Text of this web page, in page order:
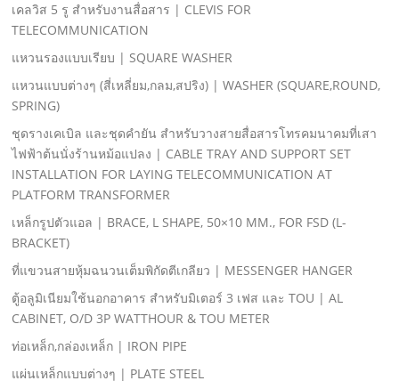
เคลวิส 5 รู สําหรับงานสื่อสาร | CLEVIS FOR
TELECOMMUNICATION
แหวนรองแบบเรียบ | SQUARE WASHER
แหวนแบบต่างๆ (สี่เหลี่ยม,กลม,สปริง) | WASHER (SQUARE,ROUND,
SPRING)
ชุดรางเคเบิล และชุดคํายัน สําหรับวางสายสื่อสารโทรคมนาคมที่เสา
ไฟฟ้าต้นนั่งร้านหม้อแปลง | CABLE TRAY AND SUPPORT SET
INSTALLATION FOR LAYING TELECOMMUNICATION AT
PLATFORM TRANSFORMER
เหล็กรูปตัวแอล | BRACE, L SHAPE, 50×10 MM., FOR FSD (L-
BRACKET)
ที่แขวนสายหุ้มฉนวนเต็มพิกัดตีเกลียว | MESSENGER HANGER
ตู้อลูมิเนียมใช้นอกอาคาร สําหรับมิเตอร์ 3 เฟส และ TOU | AL
CABINET, O/D 3P WATTHOUR & TOU METER
ท่อเหล็ก,กล่องเหล็ก | IRON PIPE
แผ่นเหล็กแบบต่างๆ | PLATE STEEL